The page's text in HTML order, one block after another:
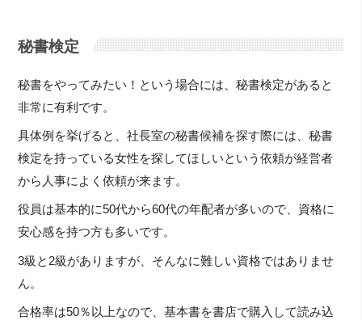
秘書検定
秘書をやってみたい！という場合には、秘書検定があると
非常に有利です。
具体例を挙げると、社長室の秘書候補を探す際には、秘書
検定を持っている女性を探してほしいという依頼が経営者
から人事によく依頼が来ます。
役員は基本的に50代から60代の年配者が多いので、資格に
安心感を持つ方も多いです。
3級と2級がありますが、そんなに難しい資格ではありませ
ん。
合格率は50％以上なので、基本書を書店で購入して読み込